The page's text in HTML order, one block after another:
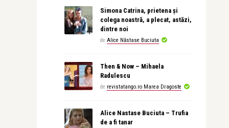
Simona Catrina, prietena și
colega noastră, a plecat, astăzi,
dintre noi
de Alice Năstase Buciuta
Then & Now – Mihaela
Radulescu
de revistatango.ro Marea Dragoste
Alice Nastase Buciuta – Trufia
de a fi tanar